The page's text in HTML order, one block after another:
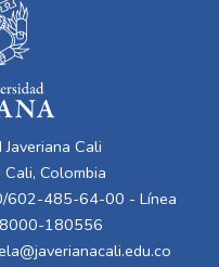
Cali
Colombia
602-485-64-00 - Línea
180556